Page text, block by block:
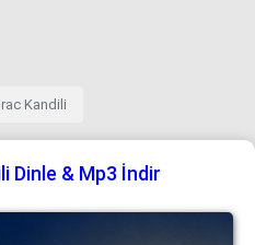
Kandili
Dinle & Mp3 İndir